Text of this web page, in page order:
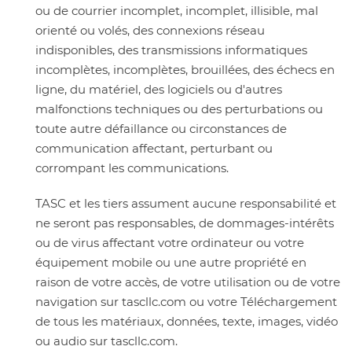
ou de courrier incomplet, incomplet, illisible, mal
orienté ou volés, des connexions réseau
indisponibles, des transmissions informatiques
incomplètes, incomplètes, brouillées, des échecs en
ligne, du matériel, des logiciels ou d'autres
malfonctions techniques ou des perturbations ou
toute autre défaillance ou circonstances de
communication affectant, perturbant ou
corrompant les communications.
TASC et les tiers assument aucune responsabilité et
ne seront pas responsables, de dommages-intérêts
ou de virus affectant votre ordinateur ou votre
équipement mobile ou une autre propriété en
raison de votre accès, de votre utilisation ou de votre
navigation sur tascllc.com ou votre Téléchargement
de tous les matériaux, données, texte, images, vidéo
ou audio sur tascllc.com.